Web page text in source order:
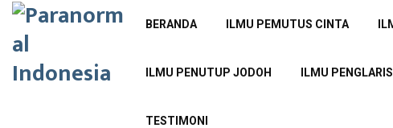
BERANDA ILMU PEMUTUS CINTA
ILMU PENUTUP JODOH ILMU
TESTIMONI